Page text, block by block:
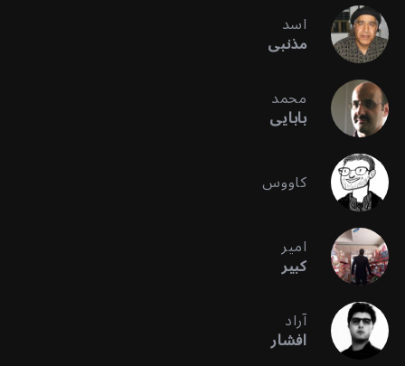
اسد
مذنبی
محمد
بابایی
کاووس
امیر
کبیر
آراد
افشار